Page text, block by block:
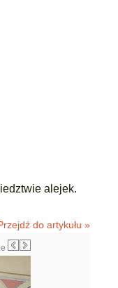
alejek.
do artykułu »